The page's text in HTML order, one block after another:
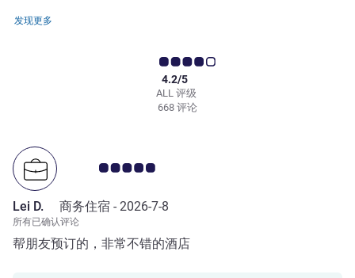
发现更多
ALL 评级
4.2/5
668 评论
客户意见评级 5.0/5
Lei D. 商务住宿 - 2026-7-8
所有已确认评论
帮朋友预订的，非常不错的酒店